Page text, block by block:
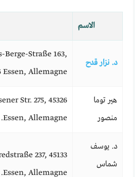
الاسم
د. نزار قدح
Berge-Straße 163,
Essen, Allemagne.
هير توما
منصور
Str. 275, 45326
Essen, Allemagne.
د. يوسف
شماس
237, 45133
Essen, Allemagne.